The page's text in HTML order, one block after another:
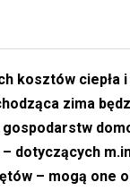
kosztów ciepła
zima
dotyczących
– mogą one